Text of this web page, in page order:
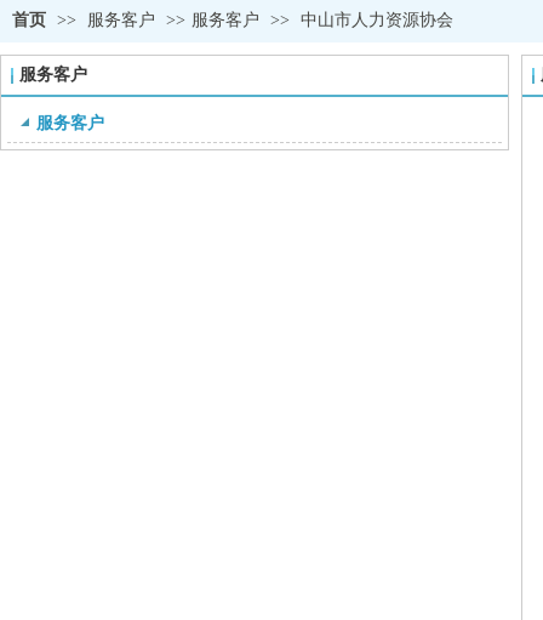
首页 >> 服务客户 >> 服务客户 >> 中山市人力资源协会
服务客户
服务客户